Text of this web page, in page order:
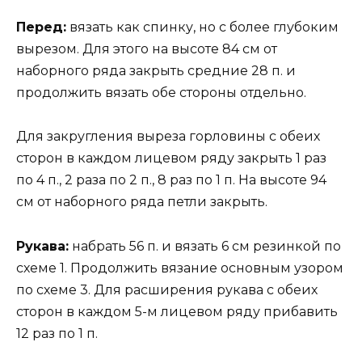
Перед: вязать как спинку, но с более глубоким
вырезом. Для этого на высоте 84 см от
наборного ряда закрыть средние 28 п. и
продолжить вязать обе стороны отдельно.
Для закругления выреза горловины с обеих
сторон в каждом лицевом ряду закрыть 1 раз
по 4 п., 2 раза по 2 п., 8 раз по 1 п. На высоте 94
см от наборного ряда петли закрыть.
Рукава: набрать 56 п. и вязать 6 см резинкой по
схеме 1. Продолжить вязание основным узором
по схеме 3. Для расширения рукава с обеих
сторон в каждом 5-м лицевом ряду прибавить
12 раз по 1 п.